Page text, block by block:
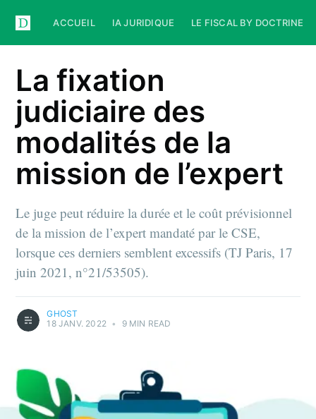
ACCUEIL IA JURIDIQUE LE FISCAL BY DOCTRINE
La fixation
judiciaire des
modalités de la
mission de l’expert
Le juge peut réduire la durée et le coût prévisionnel
de la mission de l’expert mandaté par le CSE,
lorsque ces derniers semblent excessifs (TJ Paris, 17
juin 2021, n°21/53505).
GHOST
18 JANV. 2022 • 9 MIN READ